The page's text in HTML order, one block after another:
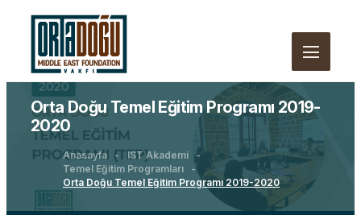
Orta Doğu Temel Eğitim Programı 2019-
2020
Anasayfa
IST Akademi
Temel Eğitim Programları
Orta Doğu Temel Eğitim Programı 2019-2020